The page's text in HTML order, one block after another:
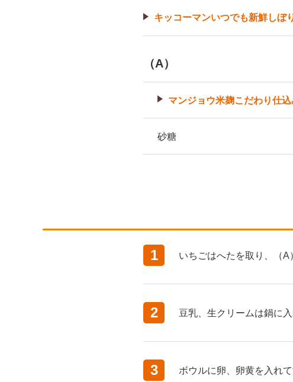
キッコーマンいつでも新鮮しぼ
（A）
マンジョウ米麹こだわり仕
砂糖
1 いちごはへたを取り、（A
2 豆乳、生クリームは鍋に入
3 ボウルに卵、卵黄を入れ